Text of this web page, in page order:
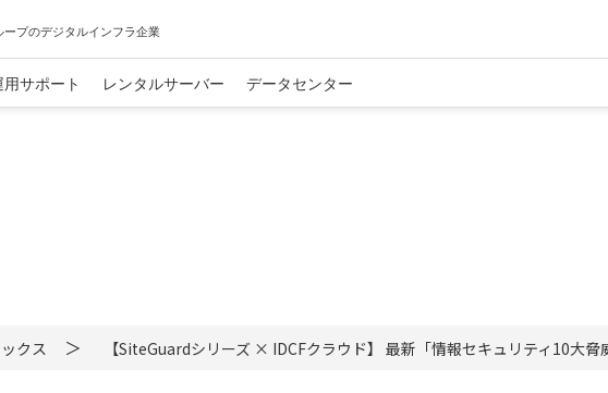
ープのデジタルインフラ企業
用サポート レンタルサーバー データセンター
クス 【SiteGuardシリーズ × IDCFクラウド】 最新「情報セキュリティ10大